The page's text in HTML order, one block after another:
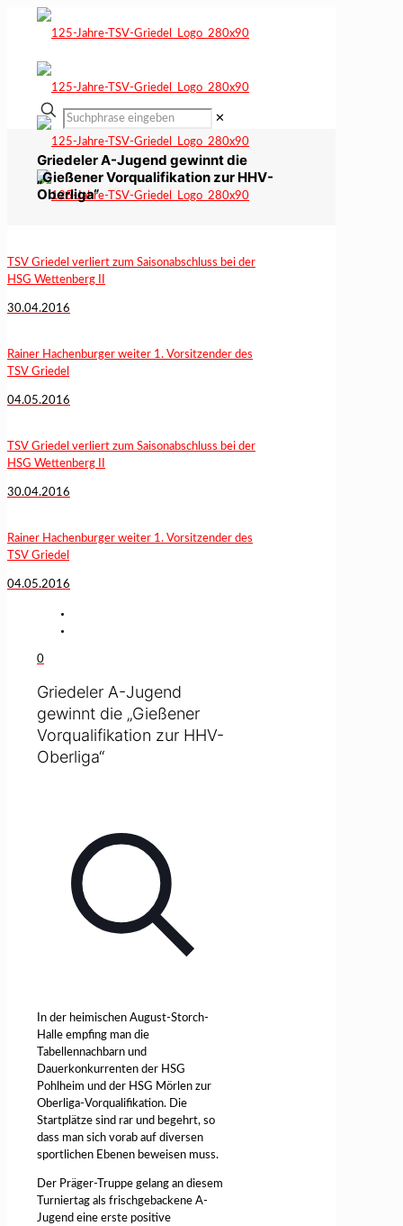
✕
Griedeler A-Jugend gewinnt die
„Gießener Vorqualifikation zur HHV-
Oberliga“
TSV Griedel verliert zum Saisonabschluss bei der
HSG Wettenberg II
30.04.2016
Rainer Hachenburger weiter 1. Vorsitzender des
TSV Griedel
04.05.2016
TSV Griedel verliert zum Saisonabschluss bei der
HSG Wettenberg II
30.04.2016
Rainer Hachenburger weiter 1. Vorsitzender des
TSV Griedel
04.05.2016
0
Griedeler A-Jugend
gewinnt die „Gießener
Vorqualifikation zur HHV-
Oberliga“
In der heimischen August-Storch-
Halle empfing man die
Tabellennachbarn und
Dauerkonkurrenten der HSG
Pohlheim und der HSG Mörlen zur
Oberliga-Vorqualifikation. Die
Startplätze sind rar und begehrt, so
dass man sich vorab auf diversen
sportlichen Ebenen beweisen muss.
Der Präger-Truppe gelang an diesem
Turniertag als frischgebackene A-
Jugend eine erste positive